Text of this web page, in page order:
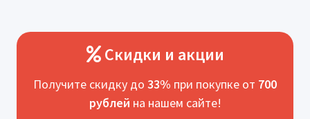
Скидки и акции
Получите скидку до 33% при покупке от 700
рублей на нашем сайте!